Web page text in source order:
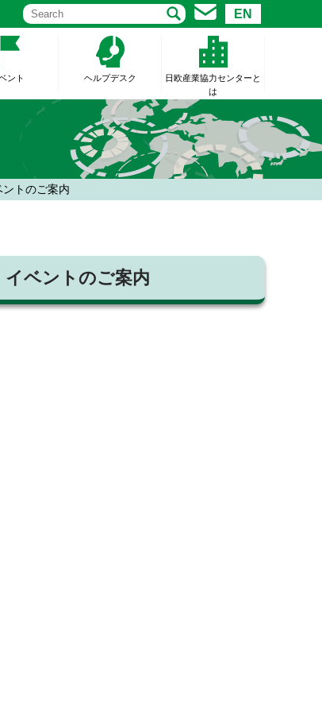
EN
ント ヘルプデスク
日欧産業協力センターと
は
トのご案内
ベントのご案内